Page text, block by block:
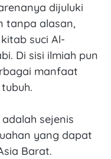
dijuluki
tanpa alasan,
suci Al-
Di sisi ilmiah pun
manfaat
sejenis
yang dapat
Barat.